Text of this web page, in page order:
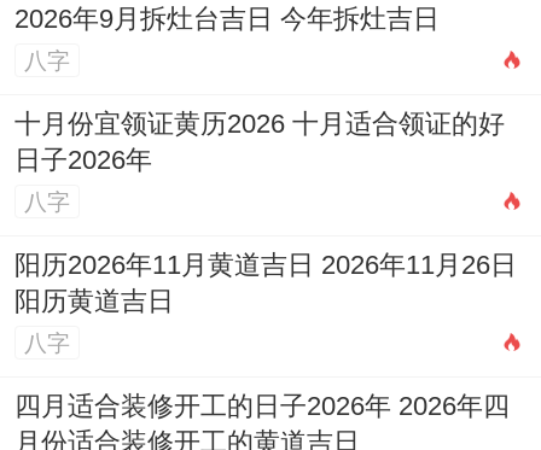
2026年9月拆灶台吉日 今年拆灶吉日
八字
十月份宜领证黄历2026 十月适合领证的好
日子2026年
八字
阳历2026年11月黄道吉日 2026年11月26日
阳历黄道吉日
八字
四月适合装修开工的日子2026年 2026年四
月份适合装修开工的黄道吉日